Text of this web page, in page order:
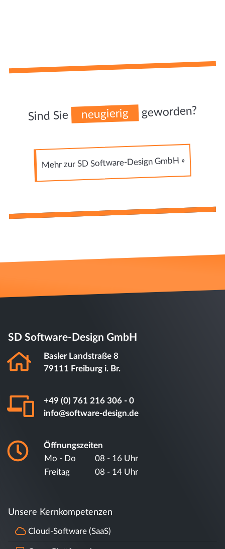
Sind Sie neugierig geworden?
Mehr zur SD Software-Design GmbH »
SD Software-Design GmbH
Basler Landstraße 8
79111 Freiburg i. Br.
+49 (0) 761 216 306 - 0
info@software-design.de
Öffnungszeiten
Mo - Do
08 - 16 Uhr
Freitag
08 - 14 Uhr
Unsere Kernkompetenzen
Cloud-Software (SaaS)